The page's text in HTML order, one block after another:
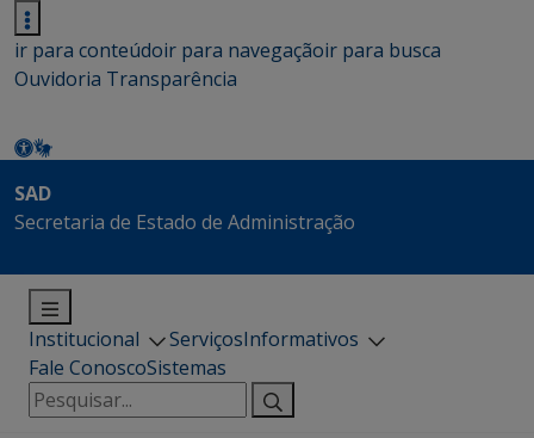
ir para conteúdoir para navegaçãoir para busca
Ouvidoria Transparência
SAD
Secretaria de Estado de Administração
Institucional ServiçosInformativos
Fale ConoscoSistemas
Pesquisar
por: